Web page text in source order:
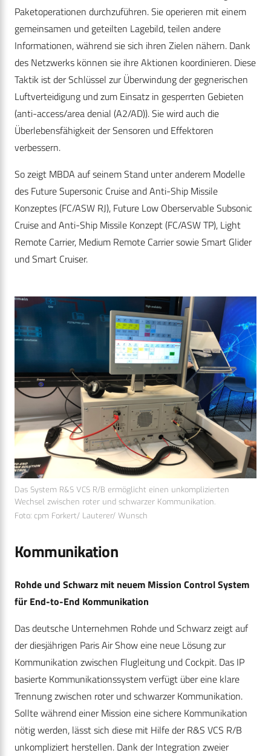
Paketoperationen durchzuführen. Sie operieren mit einem
gemeinsamen und geteilten Lagebild, teilen andere
Informationen, während sie sich ihren Zielen nähern. Dank
des Netzwerks können sie ihre Aktionen koordinieren. Diese
Taktik ist der Schlüssel zur Überwindung der gegnerischen
Luftverteidigung und zum Einsatz in gesperrten Gebieten
(anti-access/area denial (A2/AD)). Sie wird auch die
Überlebensfähigkeit der Sensoren und Effektoren
verbessern.
So zeigt MBDA auf seinem Stand unter anderem Modelle
des Future Supersonic Cruise and Anti-Ship Missile
Konzeptes (FC/ASW RJ), Future Low Oberservable Subsonic
Cruise and Anti-Ship Missile Konzept (FC/ASW TP), Light
Remote Carrier, Medium Remote Carrier sowie Smart Glider
und Smart Cruiser.
Das System R&S VCS R/B ermöglicht einen unkomplizierten
Wechsel zwischen roter und schwarzer Kommunikation.
Foto: cpm Forkert/ Lauterer/ Wunsch
Kommunikation
Rohde und Schwarz mit neuem Mission Control System
für End-to-End Kommunikation
Das deutsche Unternehmen Rohde und Schwarz zeigt auf
der diesjährigen Paris Air Show eine neue Lösung zur
Kommunikation zwischen Flugleitung und Cockpit. Das IP
basierte Kommunikationssystem verfügt über eine klare
Trennung zwischen roter und schwarzer Kommunikation.
Sollte während einer Mission eine sichere Kommunikation
nötig werden, lässt sich diese mit Hilfe der R&S VCS R/B
unkompliziert herstellen. Dank der Integration zweier